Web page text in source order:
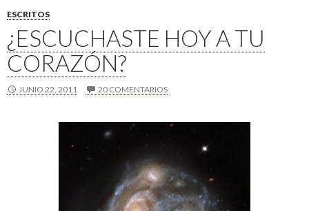
ESCRITOS
¿ESCUCHASTE HOY A TU
CORAZÓN?
JUNIO 22, 2011 20 COMENTARIOS